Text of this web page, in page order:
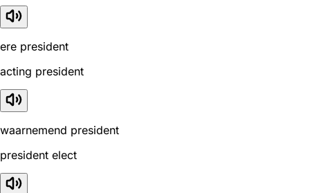
ere president
acting president
waarnemend president
president elect